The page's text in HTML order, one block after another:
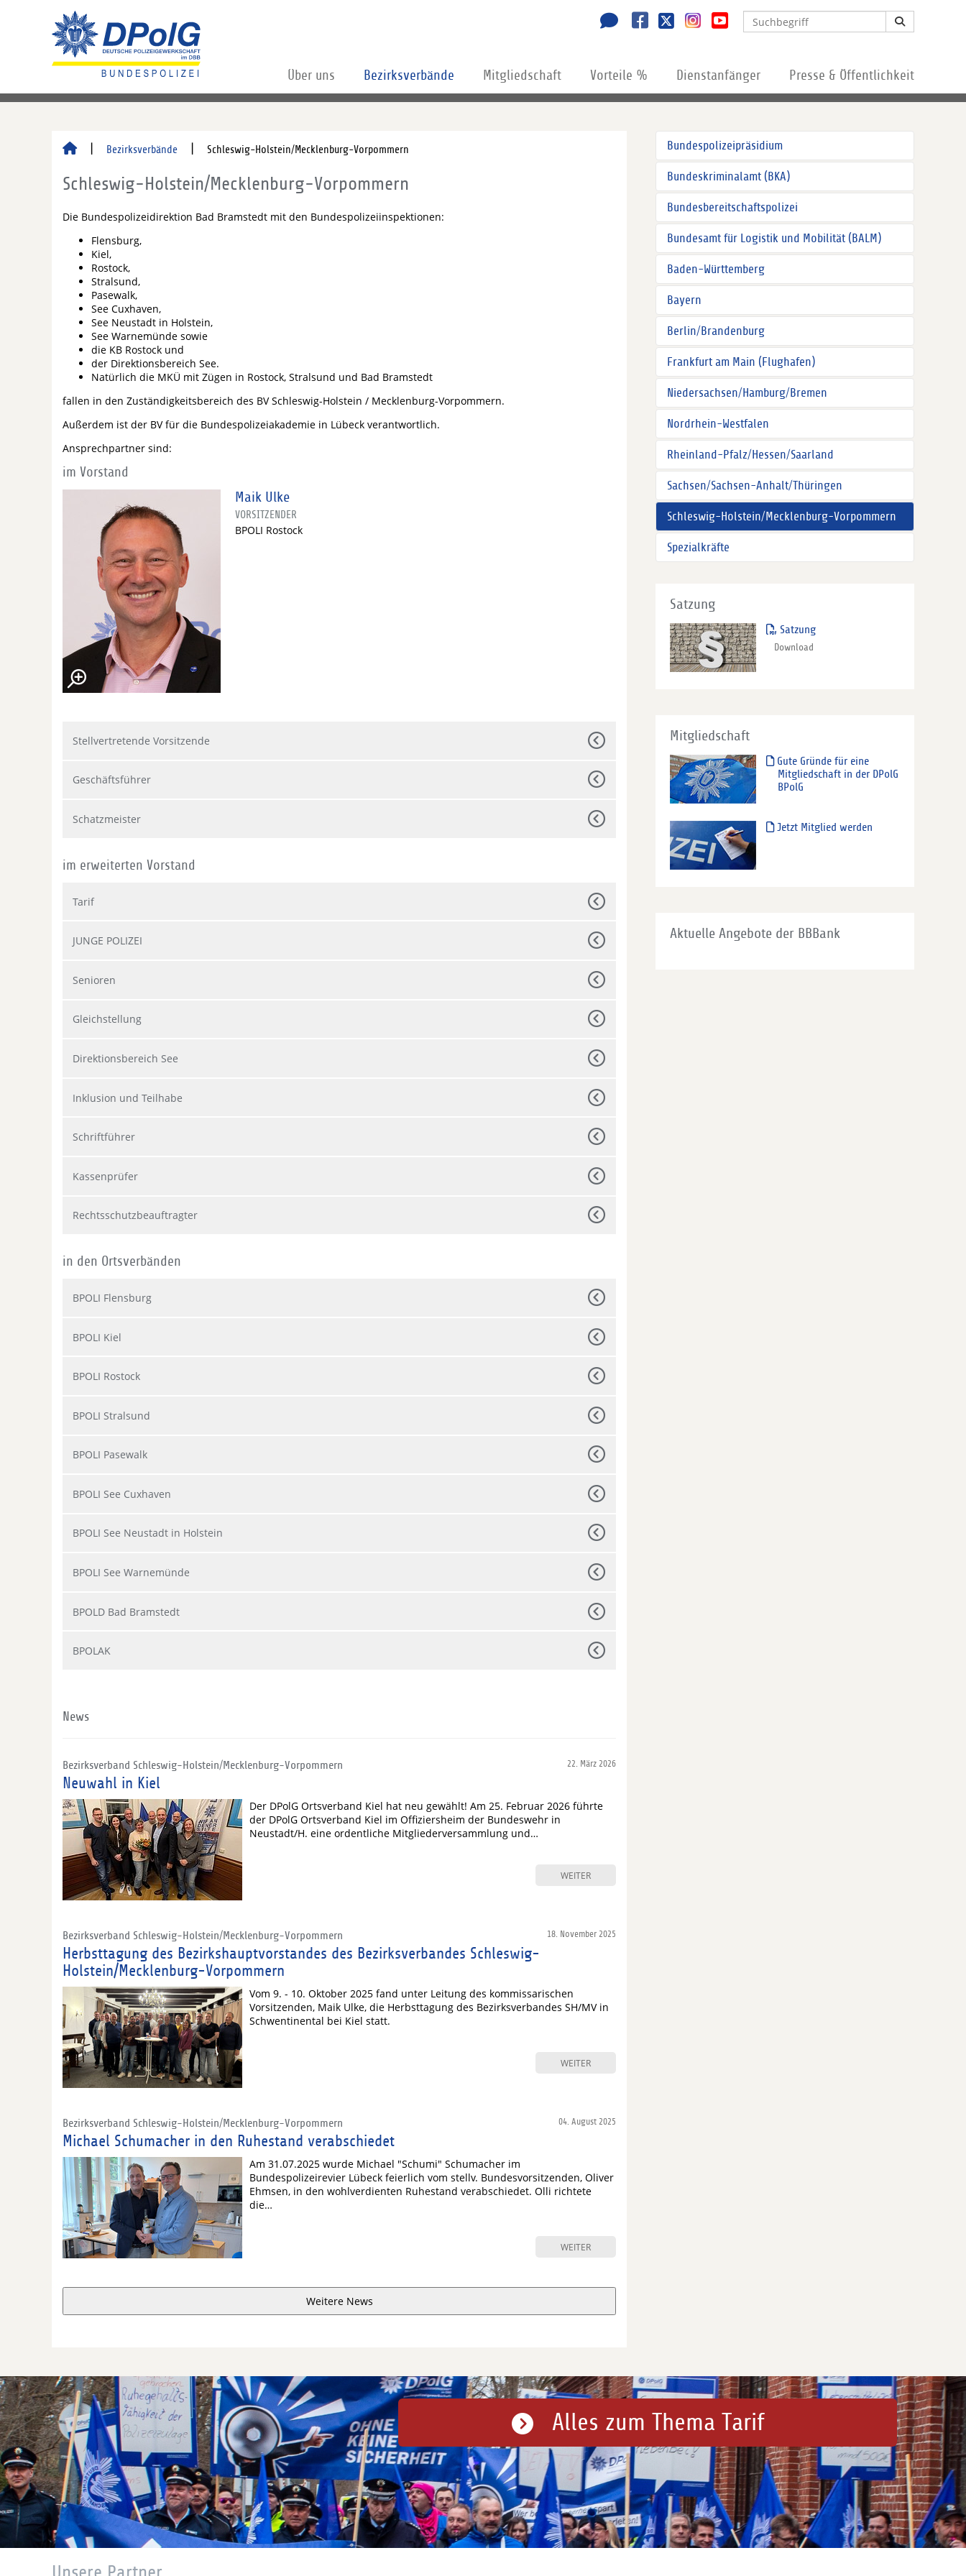
Über uns Bezirksverbände Mitgliedschaft Vorteile % Dienstanfänger Presse & Öffentlichkeit
Bezirksverbände Schleswig-Holstein/Mecklenburg-Vorpommern
Schleswig-Holstein/Mecklenburg-Vorpommern
Die Bundespolizeidirektion Bad Bramstedt mit den Bundespolizeiinspektionen:
Flensburg,
Kiel,
Rostock,
Stralsund,
Pasewalk,
See Cuxhaven,
See Neustadt in Holstein,
See Warnemünde sowie
die KB Rostock und
der Direktionsbereich See.
Natürlich die MKÜ mit Zügen in Rostock, Stralsund und Bad Bramstedt
fallen in den Zuständigkeitsbereich des BV Schleswig-Holstein / Mecklenburg-Vorpommern.
Außerdem ist der BV für die Bundespolizeiakademie in Lübeck verantwortlich.
Ansprechpartner sind:
im Vorstand
Maik Ulke
VORSITZENDER
BPOLI Rostock
Stellvertretende Vorsitzende
Geschäftsführer
Schatzmeister
im erweiterten Vorstand
Tarif
JUNGE POLIZEI
Senioren
Gleichstellung
Direktionsbereich See
Inklusion und Teilhabe
Schriftführer
Kassenprüfer
Rechtsschutzbeauftragter
in den Ortsverbänden
BPOLI Flensburg
BPOLI Kiel
BPOLI Rostock
BPOLI Stralsund
BPOLI Pasewalk
BPOLI See Cuxhaven
BPOLI See Neustadt in Holstein
BPOLI See Warnemünde
BPOLD Bad Bramstedt
BPOLAK
News
22. März 2026
Bezirksverband Schleswig-Holstein/Mecklenburg-Vorpommern
Neuwahl in Kiel
Der DPolG Ortsverband Kiel hat neu gewählt! Am 25. Februar 2026 führte
der DPolG Ortsverband Kiel im Offiziersheim der Bundeswehr in
Neustadt/H. eine ordentliche Mitgliederversammlung und…
WEITER
18. November 2025
Bezirksverband Schleswig-Holstein/Mecklenburg-Vorpommern
Herbsttagung des Bezirkshauptvorstandes des Bezirksverbandes Schleswig-
Holstein/Mecklenburg-Vorpommern
Vom 9. - 10. Oktober 2025 fand unter Leitung des kommissarischen
Vorsitzenden, Maik Ulke, die Herbsttagung des Bezirksverbandes SH/MV in
Schwentinental bei Kiel statt.
WEITER
04. August 2025
Bezirksverband Schleswig-Holstein/Mecklenburg-Vorpommern
Michael Schumacher in den Ruhestand verabschiedet
Am 31.07.2025 wurde Michael "Schumi" Schumacher im
Bundespolizeirevier Lübeck feierlich vom stellv. Bundesvorsitzenden, Oliver
Ehmsen, in den wohlverdienten Ruhestand verabschiedet. Olli richtete
die…
WEITER
Weitere News
Bundespolizeipräsidium
Bundeskriminalamt (BKA)
Bundesbereitschaftspolizei
Bundesamt für Logistik und Mobilität (BALM)
Baden-Württemberg
Bayern
Berlin/Brandenburg
Frankfurt am Main (Flughafen)
Niedersachsen/Hamburg/Bremen
Nordrhein-Westfalen
Rheinland-Pfalz/Hessen/Saarland
Sachsen/Sachsen-Anhalt/Thüringen
Schleswig-Holstein/Mecklenburg-Vorpommern
Spezialkräfte
Satzung
Satzung
Download
Mitgliedschaft
Gute Gründe für eine
Mitgliedschaft in der DPolG
BPolG
Jetzt Mitglied werden
Aktuelle Angebote der BBBank
Alles zum Thema Tarif